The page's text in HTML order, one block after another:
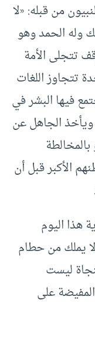
من قبله: «لا
وله الحمد وهو
تتجلى الأمة
تتجاوز اللغات
فيها البشر في
ويأخذ الجاهل عن
بالمخالطة
الأكبر قبل أن
هذا اليوم
يملك من حطام
ليست
المفيضة على